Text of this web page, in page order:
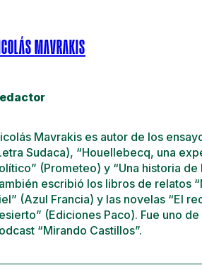
MAVRAKIS
Mavrakis es autor de los
Sudaca), “Houellebecq, una
(Prometeo) y “Una historia
escribió los libros de relatos
(Azul Francia) y las novelas “El
(Ediciones Paco). Fue uno
“Mirando Castillos”.